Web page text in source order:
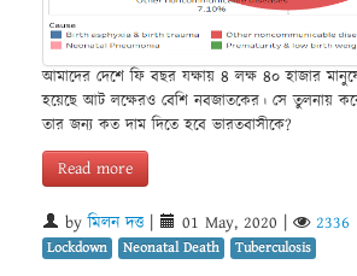
আমাদের দেশে ফি বছর যক্ষায় ৪ লক্ষ ৪০ হাজার
হয়েছে আট লক্ষেরও বেশি নবজাতকের। সে তুলনায়
তার জন্য কত দাম দিতে হবে ভারতবাসীকে?
Read more
byমিলন দত্ত| 01 May, 2020 2336
Lockdown
Neonatal Death Tuberculosis